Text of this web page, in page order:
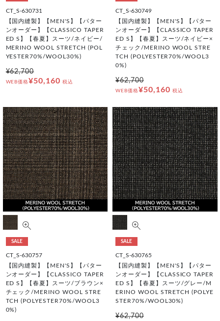
CT_S-630731
【国内縫製】【MEN'S】【パター
ンオーダー】【CLASSICO TAPER
ED S】【春夏】スーツ/ネイビー/
MERINO WOOL STRETCH (POL
YESTER70%/WOOL30%)
¥62,700
WEB価格¥50,160 税込
CT_S-630749
【国内縫製】【MEN'S】【パター
ンオーダー】【CLASSICO TAPER
ED S】【春夏】スーツ/ネイビー×
チェック/MERINO WOOL STRE
TCH (POLYESTER70%/WOOL3
0%)
¥62,700
WEB価格¥50,160 税込
SALE
CT_S-630757
【国内縫製】【MEN'S】【パター
ンオーダー】【CLASSICO TAPER
ED S】【春夏】スーツ/ブラウン×
チェック/MERINO WOOL STRE
TCH (POLYESTER70%/WOOL3
0%)
SALE
CT_S-630765
【国内縫製】【MEN'S】【パター
ンオーダー】【CLASSICO TAPER
ED S】【春夏】スーツ/グレー/M
ERINO WOOL STRETCH (POLYE
STER70%/WOOL30%)
¥62,700